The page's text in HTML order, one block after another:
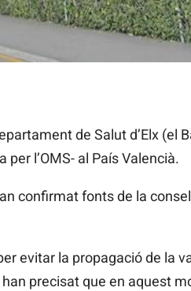
de Salut d’Elx (el
l’OMS- al País Valencià.
confirmat fonts de la
evitar la propagació de la
precisat que en aquest